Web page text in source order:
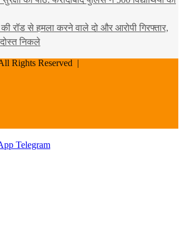
रॉड से हमला करने वाले दो और आरोपी गिरफ्तार,
निकले
Rights Reserved |
Telegram